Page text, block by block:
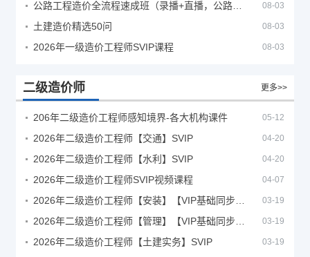
08-03
土建造价精选50问 08-03
2026年一级造价工程师SVIP课程 08-03
二级造价师 更多>>
206年二级造价工程师感知境界-各大机构课件 05-12
2026年二级造价工程师【交通】SVIP 04-20
2026年二级造价工程师【水利】SVIP 04-20
2026年二级造价工程师SVIP视频课程 04-07
03-19
03-19
2026年二级造价工程师【土建实务】SVIP 03-19